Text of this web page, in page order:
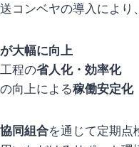
コンベヤの導入により
大幅に向上
程の省人化・効率化
向上による稼働安定化
同組合を通じて定期点